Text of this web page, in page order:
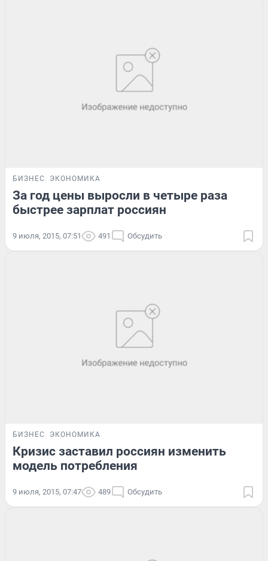
БИЗНЕС ЭКОНОМИКА
За год цены выросли в четыре раза
быстрее зарплат россиян
9 июля, 2015, 07:51 491 Обсудить
БИЗНЕС ЭКОНОМИКА
Кризис заставил россиян изменить
модель потребления
9 июля, 2015, 07:47 489 Обсудить